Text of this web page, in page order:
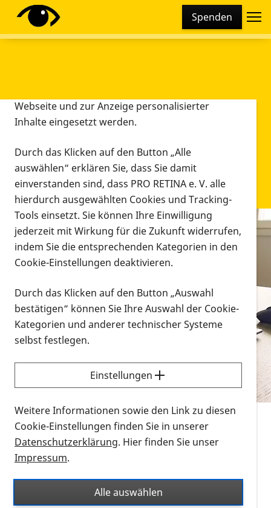
Spenden
Infomaterial
Infomaterial
Vorlesen
Alle Infomaterialien in verschiedenen
Formaten an einem Ort
Sie möchten wissen, wie Sie nach Infonmaterial
suchen und dieses bestellen bzw. herunterladen
können? Schauen Sie sich dieErklärvideos zum
Thema Infomaterial auf der PRO RETINA-Website
für blinde und sehbehinderte Menschen an.
Auf dieser Seite finden Sie sämtliches Infomaterial
Ort. Nutzen Sie den Formatfilter, um ausschließlich
nach Flyern und Broschüren, Audios oder Videos zu
Diese Webseite setzt verschiedene Cookies und
Tracking-Tools ein. Dies beinhaltet Cookies und
Webseite und zur Anzeige personalisierter
Inhalte eingesetzt werden.
Durch das Klicken auf den Button „Alle
auswählen“ erklären Sie, dass Sie damit
einverstanden sind, dass PRO RETINA e. V. alle
hierdurch ausgewählten Cookies und Tracking-
Tools einsetzt. Sie können Ihre Einwilligung
jederzeit mit Wirkung für die Zukunft widerrufen,
indem Sie die entsprechenden Kategorien in den
Cookie-Einstellungen deaktivieren.
Durch das Klicken auf den Button „Auswahl
bestätigen“ können Sie Ihre Auswahl der Cookie-
Kategorien und anderer technischer Systeme
selbst festlegen.
Einstellungen
Weitere Informationen sowie den Link zu diesen
Cookie-Einstellungen finden Sie in unserer
Datenschutzerklärung. Hier finden Sie unser
Impressum.
Alle auswählen